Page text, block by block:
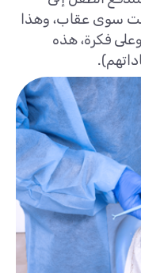
سوى عقاب، وهذا
فكرة، هذه